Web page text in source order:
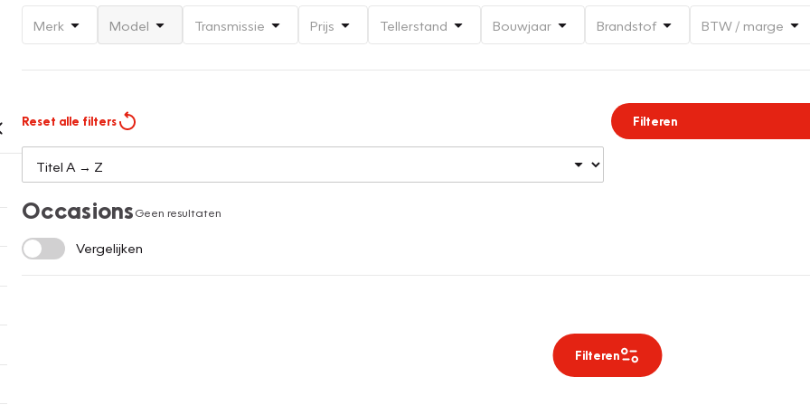
Merk Model Transmissie Prijs Tellerstand Bouwjaar Brandstof BTW / marge
Reset alle filters Filteren
OccasionsGeen resultaten
Vergelijken
Filteren